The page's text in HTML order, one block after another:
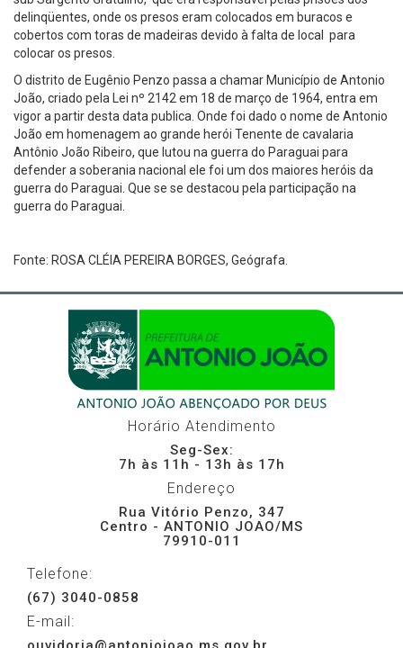
delinqüentes, onde os presos eram colocados em buracos e
cobertos com toras de madeiras devido à falta de local para
colocar os presos.
O distrito de Eugênio Penzo passa a chamar Município de Antonio
João, criado pela Lei nº 2142 em 18 de março de 1964, entra em
vigor a partir desta data publica. Onde foi dado o nome de Antonio
João em homenagem ao grande herói Tenente de cavalaria
Antônio João Ribeiro, que lutou na guerra do Paraguai para
defender a soberania nacional ele foi um dos maiores heróis da
guerra do Paraguai. Que se se destacou pela participação na
guerra do Paraguai.
Fonte: ROSA CLÉIA PEREIRA BORGES, Geógrafa.
Horário Atendimento
Seg-Sex:
7h às 11h - 13h às 17h
Endereço
Rua Vitório Penzo, 347
Centro - ANTONIO JOAO/MS
79910-011
Telefone:
(67) 3040-0858
E-mail: